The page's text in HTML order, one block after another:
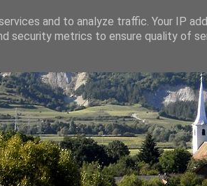
and to analyze traffic. Your IP
security metrics to ensure quality of